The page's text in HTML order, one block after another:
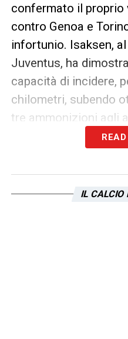
confermato il proprio
contro Genoa e
infortunio. Isaksen,
Juventus, ha
capacità di incidere,
chilometri, subendo
tre ammonizioni agli
Grazie al lavoro di
così una nuova
IL CALCIO